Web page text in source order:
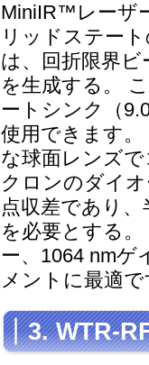
MiniIR™レーザ
リッドステー
は、回折限界
を生成する。
ートシンク（
使用できます
な球面レンズ
クロンのダイ
点収差であり
を必要とする
ー、1064 nm
メントに最適
3. WTR-